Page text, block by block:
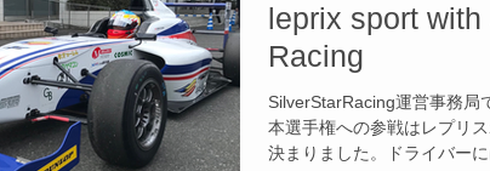
leprix sport
Racing
SilverStarRacing運営事務局
本選手権への参戦はレプリ
決まりました。ドライバー